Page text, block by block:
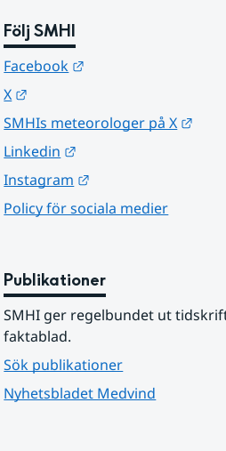
Följ SMHI
Facebook
X
SMHIs meteorologer på X
Linkedin
Instagram
Policy för sociala medier
Publikationer
SMHI ger regelbundet ut
faktablad.
Sök publikationer
Nyhetsbladet Medvind